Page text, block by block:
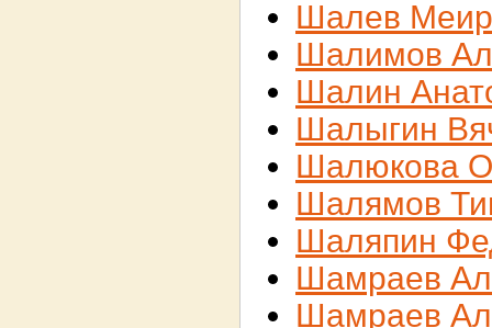
Шалев Меир
Шалимов
Шалин
Шалыгин
Шалюкова
Шалямов
Шаляпин
Шамраев
Шамраев